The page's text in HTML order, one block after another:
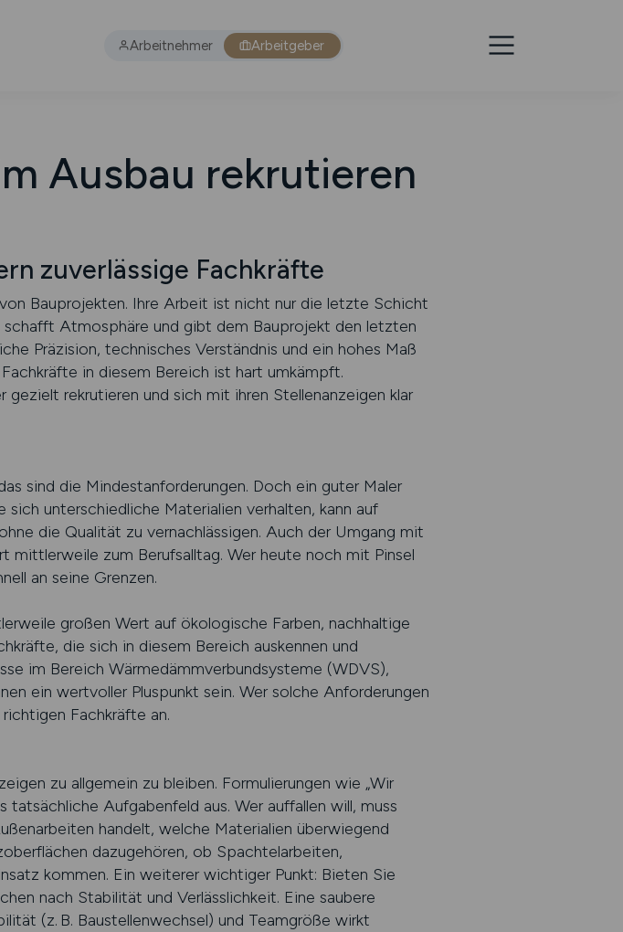
Arbeitnehmer Arbeitgeber
Ausbau rekrutieren
zuverlässige Fachkräfte
Bauprojekten. Ihre Arbeit ist nicht nur die letzte Schicht
Atmosphäre und gibt dem Bauprojekt den letzten
Präzision, technisches Verständnis und ein hohes Maß
in diesem Bereich ist hart umkämpft.
rekrutieren und sich mit ihren Stellenanzeigen klar
sind die Mindestanforderungen. Doch ein guter Maler
unterschiedliche Materialien verhalten, kann auf
die Qualität zu vernachlässigen. Auch der Umgang mit
mittlerweile zum Berufsalltag. Wer heute noch mit Pinsel
an seine Grenzen.
großen Wert auf ökologische Farben, nachhaltige
die sich in diesem Bereich auskennen und
im Bereich Wärmedämmverbundsysteme (WDVS),
ein wertvoller Pluspunkt sein. Wer solche Anforderungen
Fachkräfte an.
zu allgemein zu bleiben. Formulierungen wie „Wir
tatsächliche Aufgabenfeld aus. Wer auffallen will, muss
handelt, welche Materialien überwiegend
dazugehören, ob Spachtelarbeiten,
kommen. Ein weiterer wichtiger Punkt: Bieten Sie
nach Stabilität und Verlässlichkeit. Eine saubere
(z. B. Baustellenwechsel) und Teamgröße wirkt